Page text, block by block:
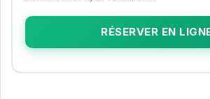
RÉSERVER EN